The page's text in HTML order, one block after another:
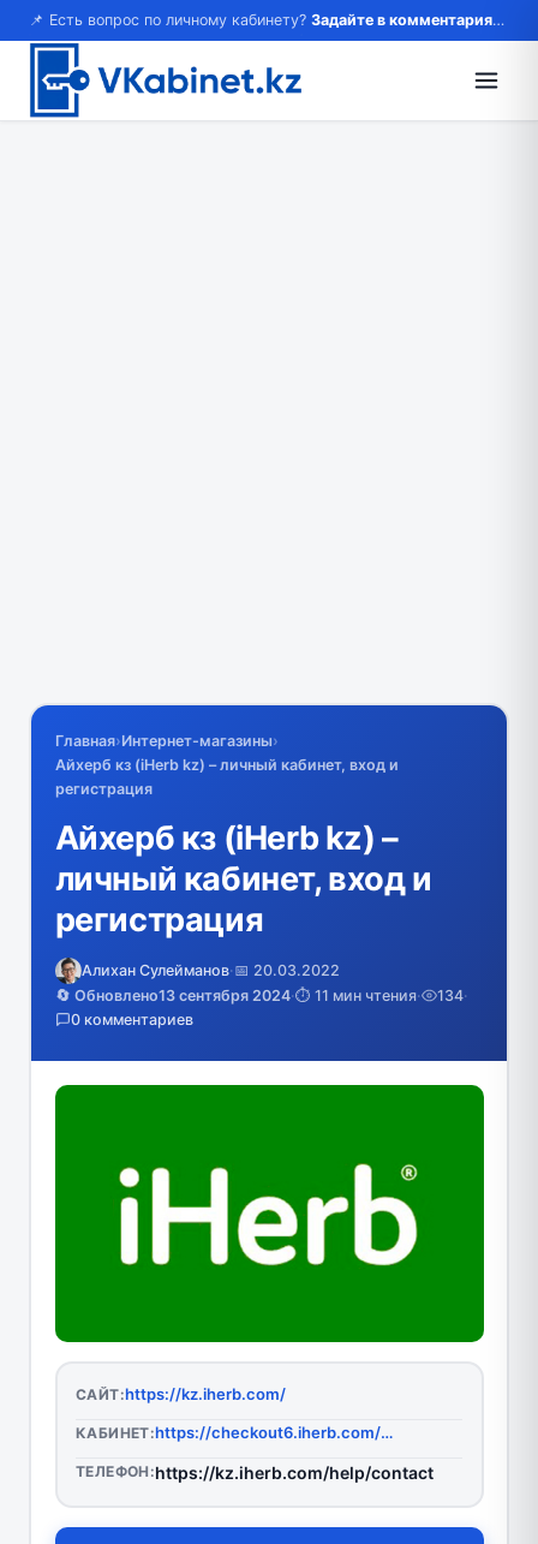
📌 Есть вопрос по личному кабинету? Задайте в комментариях — ответим!
Главная›Интернет-магазины›
Айхерб кз (iHerb kz) – личный кабинет, вход и
регистрация
Айхерб кз (iHerb kz) –
личный кабинет, вход и
регистрация
Алихан Сулейманов·📅 20.03.2022
🔄 Обновлено13 сентября 2024·⏱️ 11 мин чтения· 134·
0 комментариев
САЙТ:https://kz.iherb.com/
КАБИНЕТ: https://checkout6.iherb.com/auth/Account/Login?ReturnUrl=/auth/connect/authorize/callback?client_id=web-clients&redirect_uri=https%3A%2F%2Fcheckout12.iherb.com%2Faccount%2Fsignin-oidc&response_type=code%20id_token%20token&scope=openid%20profile%20email%20offline_access&response_mode=form_post&nonce=637674666614709699.MDQ0MGZiMmItZDUzZS00NTllLWJhNjctMjJmMDMxN2NiOWE2MGE4MjM5NTUtNmZlYi00NDgyLTkyMzktYWZiM2YyODViM2Rk&state=CfDJ8Owlin-Q8tFJji2GlTfs7_nM2gZ0t8ViAIjtfjYZopKLqquowlTps3X66lrWjdQCbHsBWSpipPjcUz3ESzV8ZiFFrbeFURw8PjZzqet2NbE15kVByPS_FXYYaAQmPWQoGwPxGaF2-twilQ88vszcNPzqCgVrxS5u5ZddFwE2eEW1KwbkbQhYJgydBvVAxqxRiHZeif5yAA_b0M5IgcMZH1GzOBKybqWoGo0X03X7gmnsmDk5EWGxWo55jSdCqLevMOQJOoehn_0wq1ejGYlwwZkXStPpWRQnuh0xz0idFuxICghjp5cTo7KI0JdlTdekcqfIMpXlB-7QFiFDPsFyXbBG7n2X2fTkAkl8iorMi0aWL_6vm2jgJsBFhayK0L4H82GDm0KfMEAT6zXuq5_Kdr8&x-client-SKU=ID_NETSTANDARD2_0&x-client-ver=6.8.0.0&correlationId=ccc7ba94-bb28-4a6a-a67e-b0946da33f51&correlationId=ccc7ba94-bb28-4a6a-a67e-b0946da33f51
ТЕЛЕФОН:https://kz.iherb.com/help/contact